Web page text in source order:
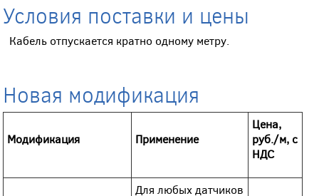
Условия поставки и цены
Кабель отпускается кратно одному метру.
Новая модификация
Модификация Применение
Цена,
руб./м, с
НДС
Для любых датчиков